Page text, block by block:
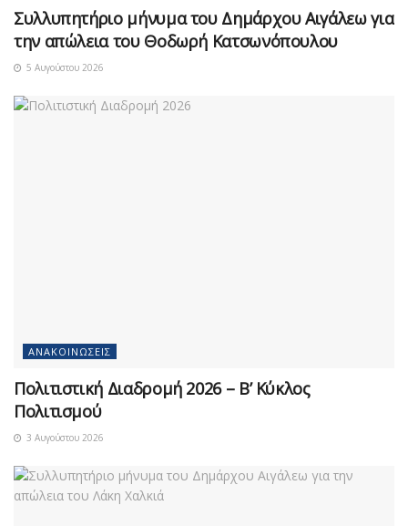
Συλλυπητήριο μήνυμα του Δημάρχου Αιγάλεω για
την απώλεια του Θοδωρή Κατσωνόπουλου
5 Αυγούστου 2026
ΑΝΑΚΟΙΝΏΣΕΙΣ
Πολιτιστική Διαδρομή 2026 – Β’ Κύκλος
Πολιτισμού
3 Αυγούστου 2026